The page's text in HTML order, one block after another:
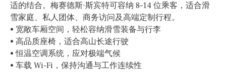
适的结合。梅赛德斯·斯宾特可容纳 8–14 位乘客，适合滑
雪家庭、私人团体、商务访问及高端定制行程。
• 宽敞车厢空间，轻松容纳滑雪装备与行李
• 高品质座椅，适合高山长途行驶
• 恒温空调系统，应对极端气候
• 车载 Wi-Fi，保持沟通与工作连续性